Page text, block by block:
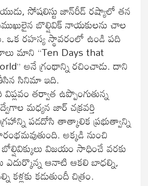
సోషలిస్టు జాన్‍రీడ్‍ రష్యాలో తన
బొల్షివిక్‍ నాయకులను చాల
ఒక రహస్య స్థావరంలో ఉండి పది
మాని “Ten Days that
అనే గ్రంథాన్ని రచించాడు. దాని
సినిమా ఇది.
తర్వాత ఉప్పొంగుతున్న
మధ్యన జార్‍ చక్రవర్తి
పడదోసి తాత్కాలిక ప్రభుత్వాన్ని
అక్కడి నుంచి
విజయం సాధించే వరకు
ఎదుర్కొన్న ఆనాటి ఆకలి బాధల్ని,
కళ్లకు కడుతుందీ చిత్రం.